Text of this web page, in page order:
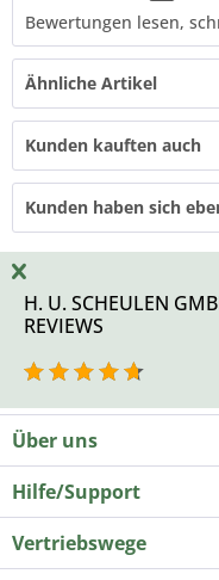
Bewertungen lesen,
Ähnliche Artikel
Kunden kauften auch
Kunden haben sich
H. U. SCHEULEN
REVIEWS
Über uns
Hilfe/Support
Vertriebswege